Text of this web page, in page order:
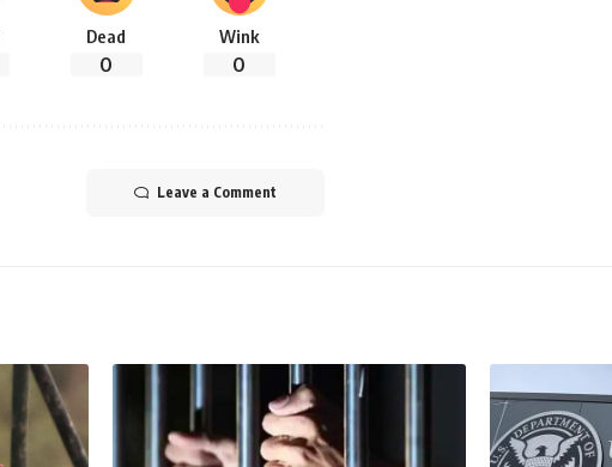
Dead
0
Wink
0
Leave a Comment